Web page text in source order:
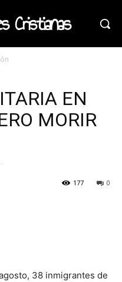
Cristianas
EN
MORIR
0
177
38 inmigrantes de